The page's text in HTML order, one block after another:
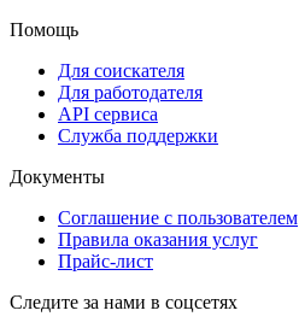
Помощь
Для соискателя
Для работодателя
API сервиса
Служба поддержки
Документы
Соглашение с пользователем
Правила оказания услуг
Прайс-лист
Следите за нами в соцсетях